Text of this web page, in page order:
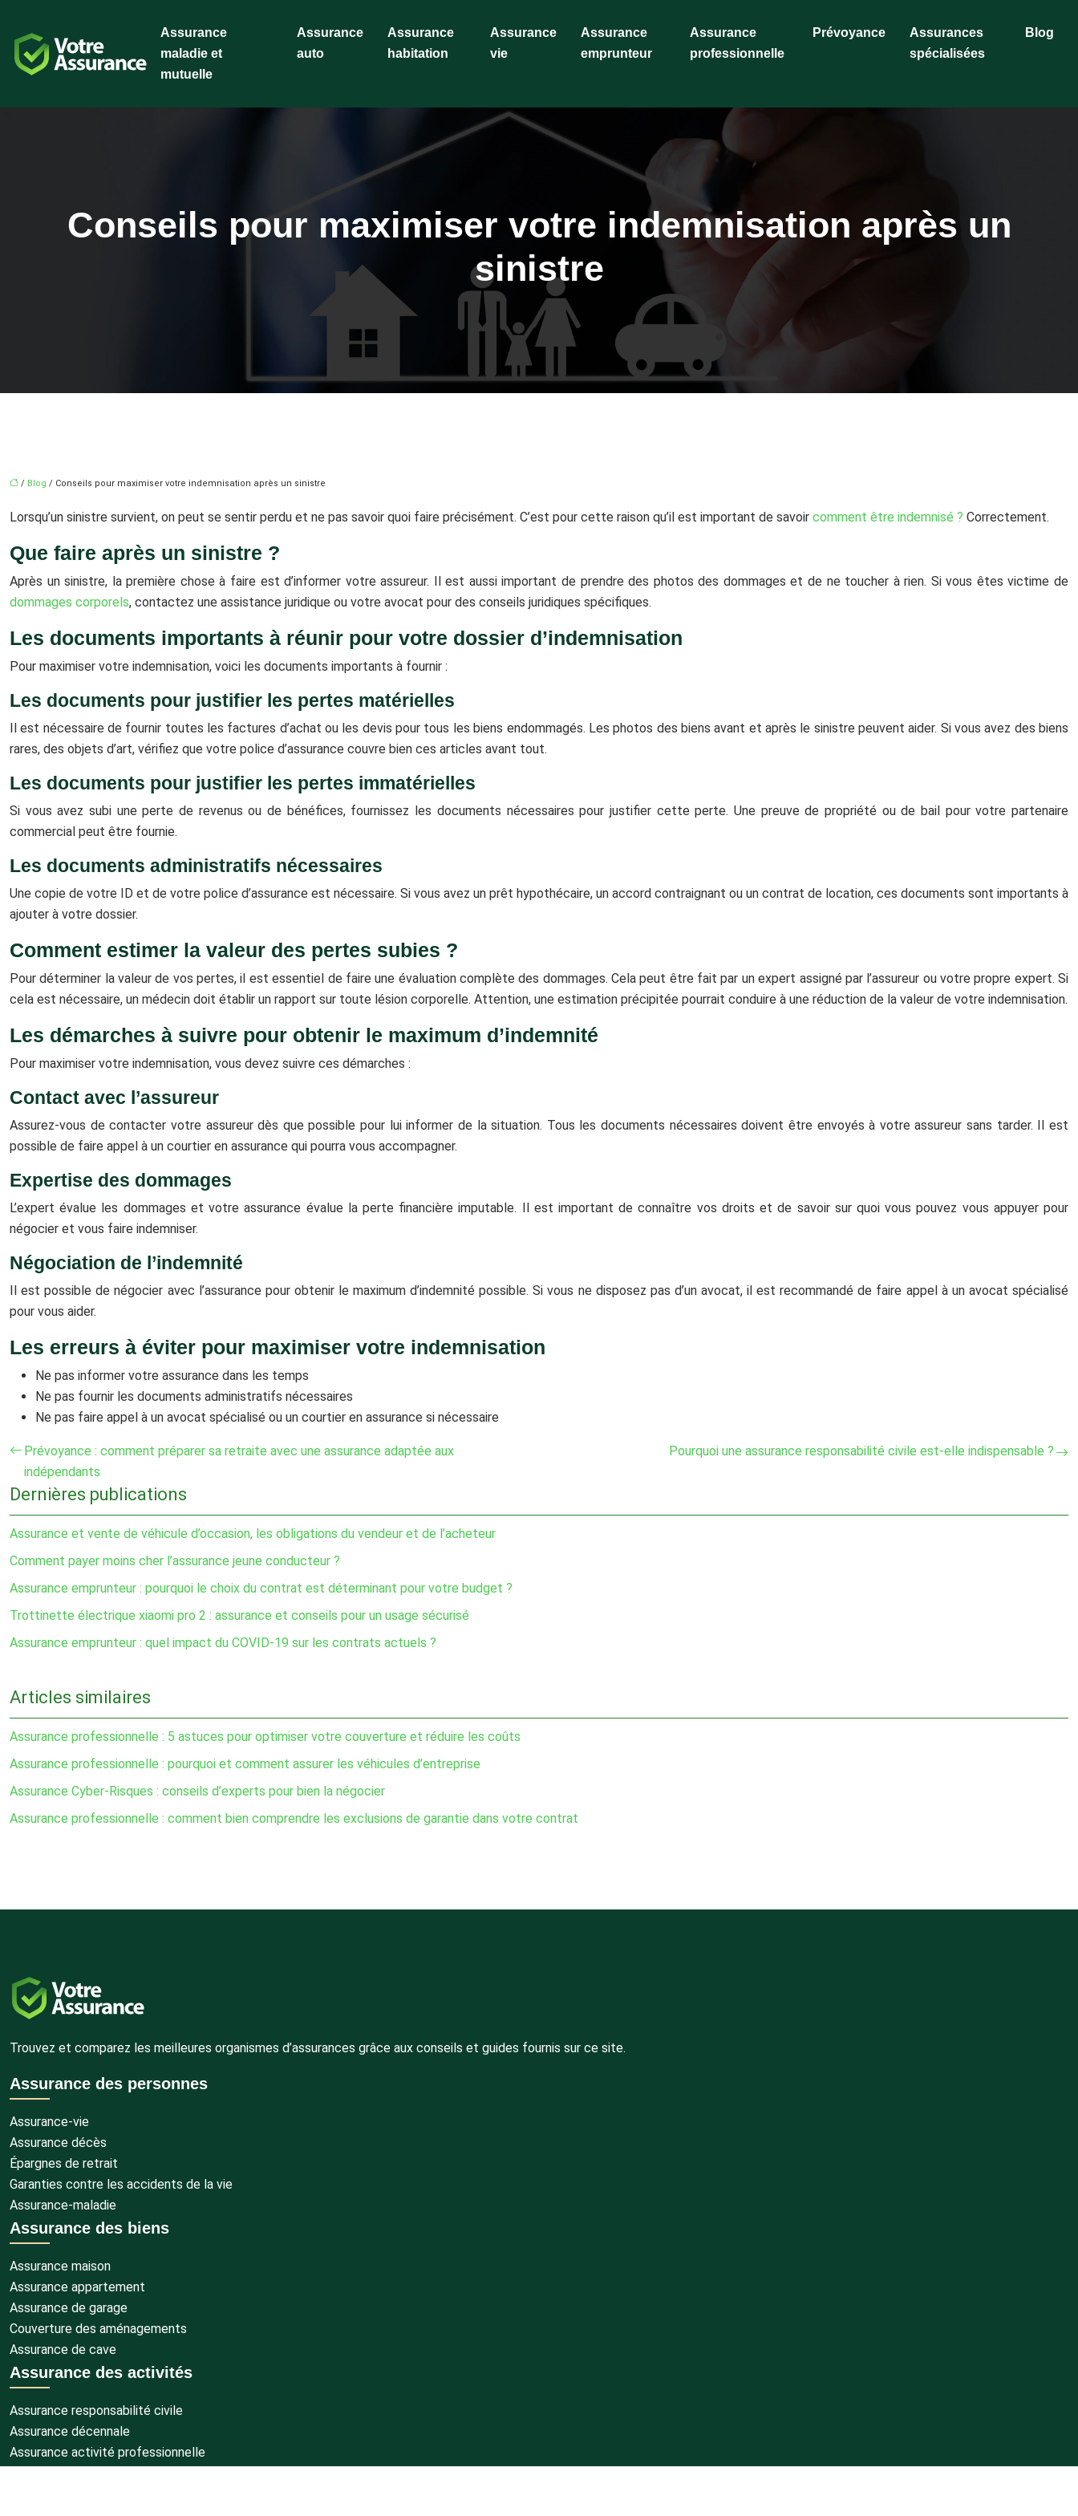
Assurance
maladie et
mutuelle
Assurance
auto
Assurance
habitation
Assurance
vie
Assurance
emprunteur
Assurance
professionnelle
Prévoyance
Assurances
spécialisées
Blog
Conseils pour maximiser votre indemnisation après un
sinistre
/ Blog / Conseils pour maximiser votre indemnisation après un sinistre
Lorsqu’un sinistre survient, on peut se sentir perdu et ne pas savoir quoi faire précisément. C’est pour cette raison qu’il est important de savoir comment être indemnisé ? Correctement.
Que faire après un sinistre ?
Après un sinistre, la première chose à faire est d’informer votre assureur. Il est aussi important de prendre des photos des dommages et de ne toucher à rien. Si vous êtes victime de
dommages corporels, contactez une assistance juridique ou votre avocat pour des conseils juridiques spécifiques.
Les documents importants à réunir pour votre dossier d’indemnisation
Pour maximiser votre indemnisation, voici les documents importants à fournir :
Les documents pour justifier les pertes matérielles
Il est nécessaire de fournir toutes les factures d’achat ou les devis pour tous les biens endommagés. Les photos des biens avant et après le sinistre peuvent aider. Si vous avez des biens
rares, des objets d’art, vérifiez que votre police d’assurance couvre bien ces articles avant tout.
Les documents pour justifier les pertes immatérielles
Si vous avez subi une perte de revenus ou de bénéfices, fournissez les documents nécessaires pour justifier cette perte. Une preuve de propriété ou de bail pour votre partenaire
commercial peut être fournie.
Les documents administratifs nécessaires
Une copie de votre ID et de votre police d’assurance est nécessaire. Si vous avez un prêt hypothécaire, un accord contraignant ou un contrat de location, ces documents sont importants à
ajouter à votre dossier.
Comment estimer la valeur des pertes subies ?
Pour déterminer la valeur de vos pertes, il est essentiel de faire une évaluation complète des dommages. Cela peut être fait par un expert assigné par l’assureur ou votre propre expert. Si
cela est nécessaire, un médecin doit établir un rapport sur toute lésion corporelle. Attention, une estimation précipitée pourrait conduire à une réduction de la valeur de votre indemnisation.
Les démarches à suivre pour obtenir le maximum d’indemnité
Pour maximiser votre indemnisation, vous devez suivre ces démarches :
Contact avec l’assureur
Assurez-vous de contacter votre assureur dès que possible pour lui informer de la situation. Tous les documents nécessaires doivent être envoyés à votre assureur sans tarder. Il est
possible de faire appel à un courtier en assurance qui pourra vous accompagner.
Expertise des dommages
L’expert évalue les dommages et votre assurance évalue la perte financière imputable. Il est important de connaître vos droits et de savoir sur quoi vous pouvez vous appuyer pour
négocier et vous faire indemniser.
Négociation de l’indemnité
Il est possible de négocier avec l’assurance pour obtenir le maximum d’indemnité possible. Si vous ne disposez pas d’un avocat, il est recommandé de faire appel à un avocat spécialisé
pour vous aider.
Les erreurs à éviter pour maximiser votre indemnisation
Ne pas informer votre assurance dans les temps
Ne pas fournir les documents administratifs nécessaires
Ne pas faire appel à un avocat spécialisé ou un courtier en assurance si nécessaire
Prévoyance : comment préparer sa retraite avec une assurance adaptée aux
indépendants
Pourquoi une assurance responsabilité civile est-elle indispensable ?
Dernières publications
Assurance et vente de véhicule d’occasion, les obligations du vendeur et de l’acheteur
Comment payer moins cher l’assurance jeune conducteur ?
Assurance emprunteur : pourquoi le choix du contrat est déterminant pour votre budget ?
Trottinette électrique xiaomi pro 2 : assurance et conseils pour un usage sécurisé
Assurance emprunteur : quel impact du COVID-19 sur les contrats actuels ?
Articles similaires
Assurance professionnelle : 5 astuces pour optimiser votre couverture et réduire les coûts
Assurance professionnelle : pourquoi et comment assurer les véhicules d’entreprise
Assurance Cyber-Risques : conseils d’experts pour bien la négocier
Assurance professionnelle : comment bien comprendre les exclusions de garantie dans votre contrat
Trouvez et comparez les meilleures organismes d’assurances grâce aux conseils et guides fournis sur ce site.
Assurance des personnes
Assurance-vie
Assurance décès
Épargnes de retrait
Garanties contre les accidents de la vie
Assurance-maladie
Assurance des biens
Assurance maison
Assurance appartement
Assurance de garage
Couverture des aménagements
Assurance de cave
Assurance des activités
Assurance responsabilité civile
Assurance décennale
Assurance activité professionnelle